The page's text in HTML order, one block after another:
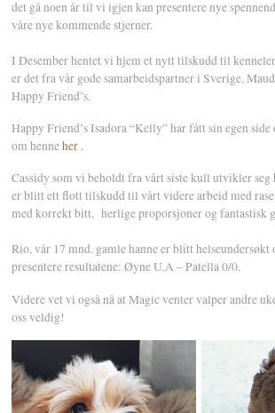
det gå noen år til vi igjen kan presentere nye
våre nye kommende stjerner.
I Desember hentet vi hjem et nytt tilskudd til
er det fra vår gode samarbeidspartner i Sverige,
Happy Friend’s.
Happy Friend’s Isadora “Kelly” har fått sin egen side
om henneher .
Cassidy som vi beholdt fra vårt siste kull utvikler seg
er blitt ett flott tilskudd til vårt videre arbeid med
med korrekt bitt, herlige proporsjoner og fantastisk
Rio, vår 17 mnd. gamle hanne er blitt helseundersøkt
presentere resultatene: Øyne U.A – Patella 0/0.
Videre vet vi også nå at Magic venter valper andre
oss veldig!